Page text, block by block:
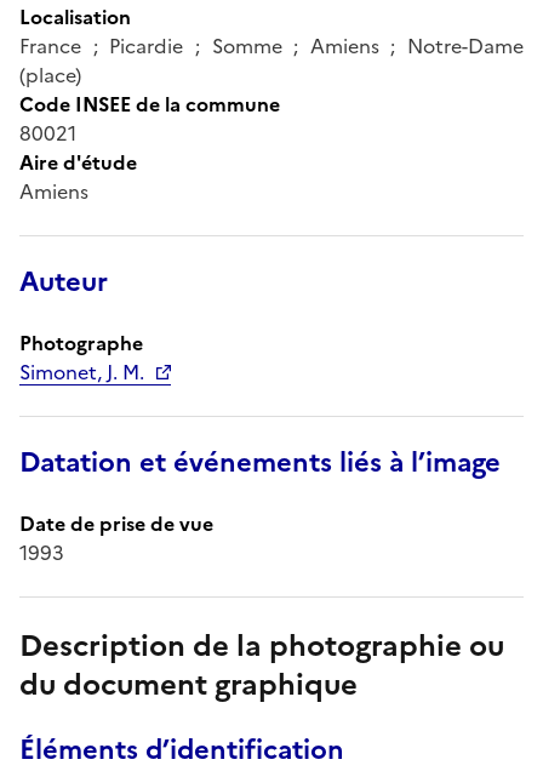
Localisation
France ; Picardie ; Somme ; Amiens ; Notre-Dame
(place)
Code INSEE de la commune
80021
Aire d'étude
Amiens
Auteur
Photographe
Simonet, J. M.
Datation et événements liés à l’image
Date de prise de vue
1993
Description de la photographie ou
du document graphique
Éléments d’identification